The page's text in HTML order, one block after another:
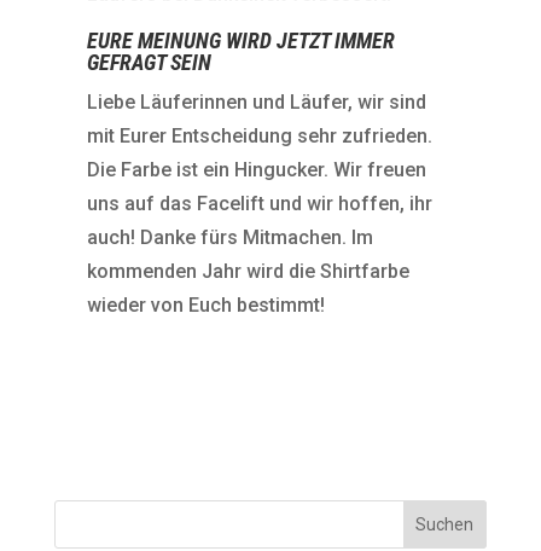
EURE MEINUNG WIRD JETZT IMMER
GEFRAGT SEIN
Liebe Läuferinnen und Läufer, wir sind
mit Eurer Entscheidung sehr zufrieden.
Die Farbe ist ein Hingucker. Wir freuen
uns auf das Facelift und wir hoffen, ihr
auch! Danke fürs Mitmachen. Im
kommenden Jahr wird die Shirtfarbe
wieder von Euch bestimmt!